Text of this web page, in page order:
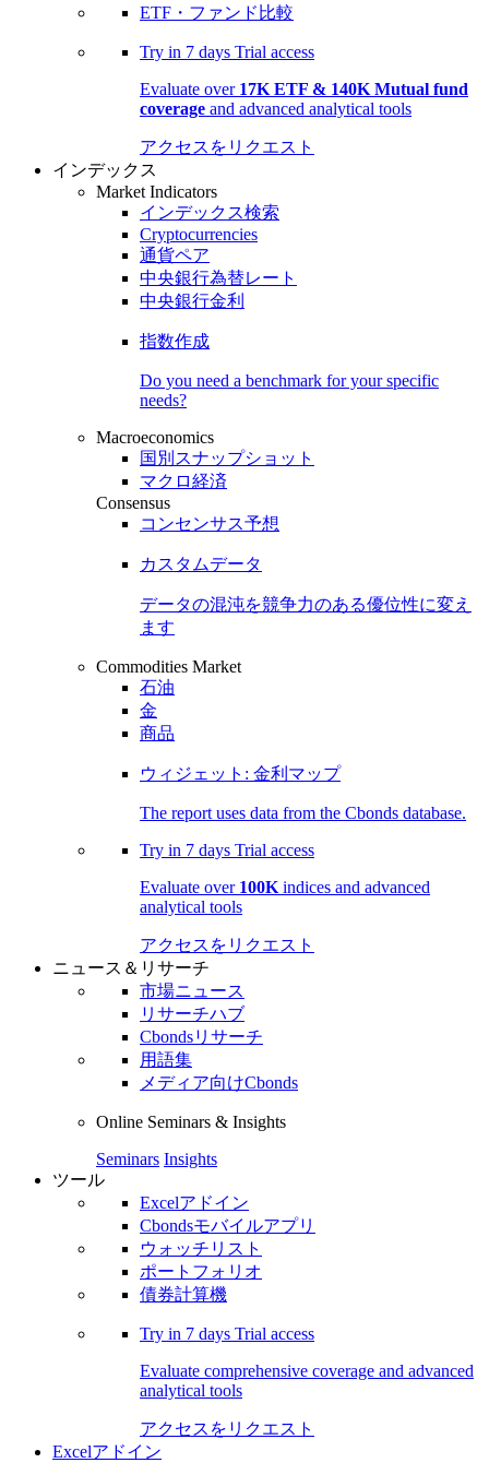
ETF・ファンド比較
Try in 7 days Trial access
Evaluate over 17K ETF & 140K Mutual fund
coverage and advanced analytical tools
アクセスをリクエスト
インデックス
Market Indicators
インデックス検索
Cryptocurrencies
通貨ペア
中央銀行為替レート
中央銀行金利
指数作成
Do you need a benchmark for your specific
needs?
Macroeconomics
国別スナップショット
マクロ経済
Consensus
コンセンサス予想
カスタムデータ
データの混沌を競争力のある優位性に変え
ます
Commodities Market
石油
金
商品
ウィジェット: 金利マップ
The report uses data from the Cbonds database.
Try in 7 days Trial access
Evaluate over 100K indices and advanced
analytical tools
アクセスをリクエスト
ニュース＆リサーチ
市場ニュース
リサーチハブ
Cbondsリサーチ
用語集
メディア向けCbonds
Online Seminars & Insights
Seminars Insights
ツール
Excelアドイン
Cbondsモバイルアプリ
ウォッチリスト
ポートフォリオ
債券計算機
Try in 7 days Trial access
Evaluate comprehensive coverage and advanced
analytical tools
アクセスをリクエスト
Excelアドイン